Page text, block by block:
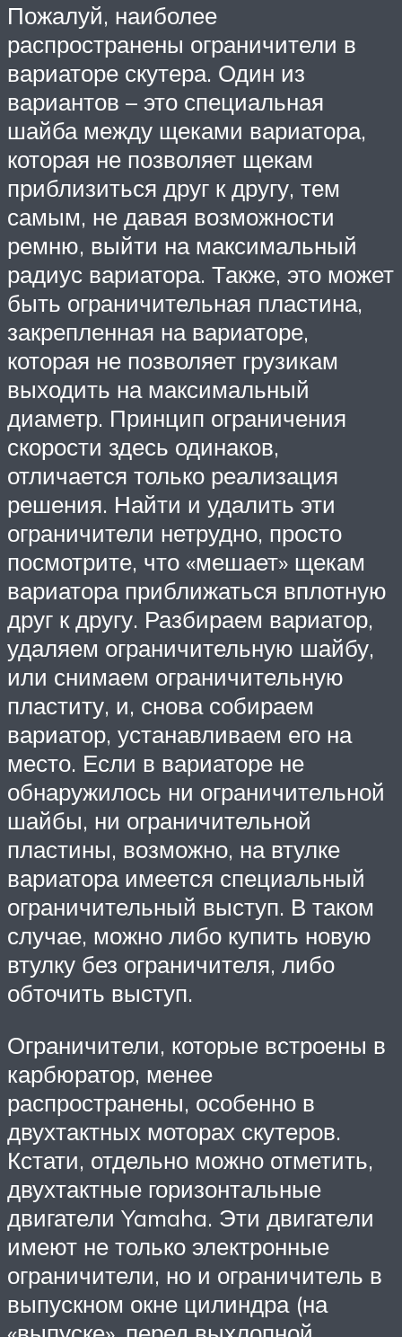
Пожалуй, наиболее
распространены ограничители в
вариаторе скутера. Один из
вариантов – это специальная
шайба между щеками вариатора,
которая не позволяет щекам
приблизиться друг к другу, тем
самым, не давая возможности
ремню, выйти на максимальный
радиус вариатора. Также, это может
быть ограничительная пластина,
закрепленная на вариаторе,
которая не позволяет грузикам
выходить на максимальный
диаметр. Принцип ограничения
скорости здесь одинаков,
отличается только реализация
решения. Найти и удалить эти
ограничители нетрудно, просто
посмотрите, что «мешает» щекам
вариатора приближаться вплотную
друг к другу. Разбираем вариатор,
удаляем ограничительную шайбу,
или снимаем ограничительную
пластиту, и, снова собираем
вариатор, устанавливаем его на
место. Если в вариаторе не
обнаружилось ни ограничительной
шайбы, ни ограничительной
пластины, возможно, на втулке
вариатора имеется специальный
ограничительный выступ. В таком
случае, можно либо купить новую
втулку без ограничителя, либо
обточить выступ.
Ограничители, которые встроены в
карбюратор, менее
распространены, особенно в
двухтактных моторах скутеров.
Кстати, отдельно можно отметить,
двухтактные горизонтальные
двигатели Yamaha. Эти двигатели
имеют не только электронные
ограничители, но и ограничитель в
выпускном окне цилиндра (на